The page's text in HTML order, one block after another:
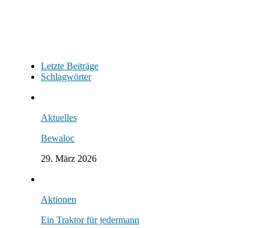
Letzte Beiträge
Schlagwörter
Aktuelles
Bewaloc
29. März 2026
Aktionen
Ein Traktor für jedermann